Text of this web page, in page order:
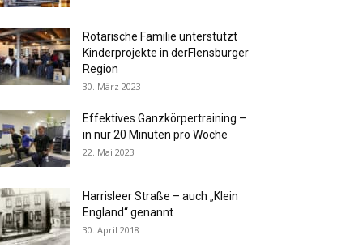
Rotarische Familie unterstützt
Kinderprojekte in derFlensburger
Region
30. März 2023
Effektives Ganzkörpertraining –
in nur 20 Minuten pro Woche
22. Mai 2023
Harrisleer Straße – auch „Klein
England“ genannt
30. April 2018